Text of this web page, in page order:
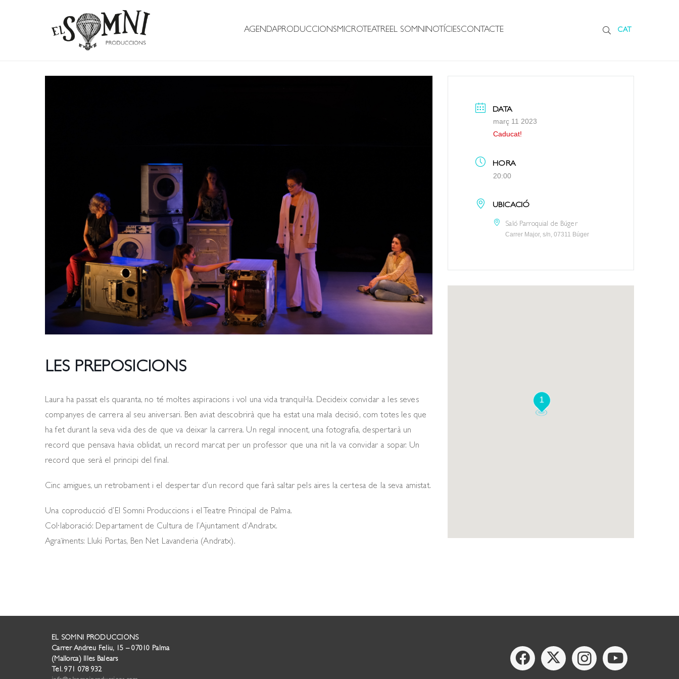
AGENDAPRODUCCIONSMICROTEATREEL SOMNINOTÍCIESCONTACTE CAT
LES PREPOSICIONS
Laura ha passat els quaranta, no té moltes aspiracions i vol una vida tranquil·la. Decideix convidar a les seves
companyes de carrera al seu aniversari. Ben aviat descobrirà que ha estat una mala decisió, com totes les que
ha fet durant la seva vida des de que va deixar la carrera. Un regal innocent, una fotografia, despertarà un
record que pensava havia oblidat, un record marcat per un professor que una nit la va convidar a sopar. Un
record que serà el principi del final.
Cinc amigues, un retrobament i el despertar d’un record que farà saltar pels aires la certesa de la seva amistat.
Una coproducció d’El Somni Produccions i el Teatre Principal de Palma.
Col·laboració: Departament de Cultura de l’Ajuntament d’Andratx.
Agraïments: Lluki Portas, Ben Net Lavanderia (Andratx).
DATA
març 11 2023
Caducat!
HORA
20:00
UBICACIÓ
Saló Parroquial de Búger
Carrer Major, s/n, 07311 Búger
1
EL SOMNI PRODUCCIONS
Carrer Andreu Feliu, 15 – 07010 Palma
(Mallorca) Illes Balears
Tel. 971 078 932